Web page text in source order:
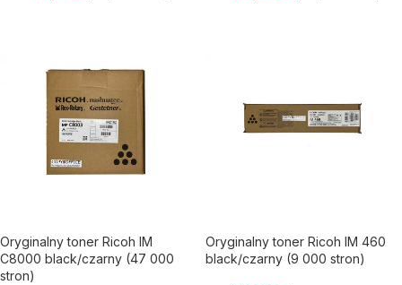
Oryginalny toner Ricoh IM
C8000 black/czarny (47 000
stron)
Oryginalny toner Ricoh IM 460
black/czarny (9 000 stron)